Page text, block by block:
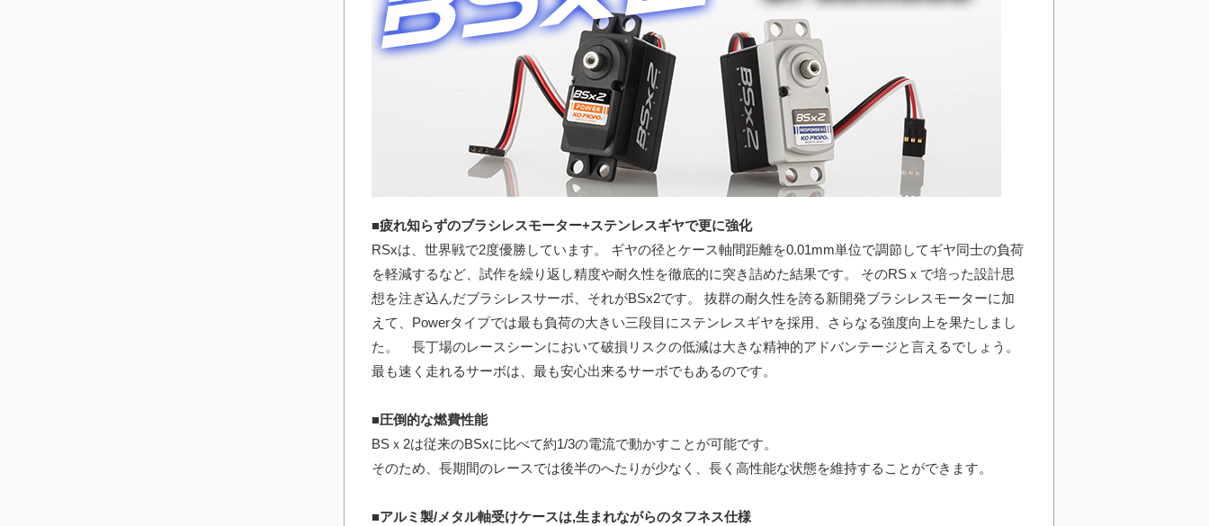
■疲れ知らずのブラシレスモーター+ステンレスギヤで更に強化
RSxは、世界戦で2度優勝しています。 ギヤの径とケース軸間距離を0.01mm単位で調節してギヤ同士の負荷
を軽減するなど、試作を繰り返し精度や耐久性を徹底的に突き詰めた結果です。 そのRSｘで培った設計思
想を注ぎ込んだブラシレスサーボ、それがBSx2です。 抜群の耐久性を誇る新開発ブラシレスモーターに加
えて、Powerタイプでは最も負荷の大きい三段目にステンレスギヤを採用、さらなる強度向上を果たしまし
た。 長丁場のレースシーンにおいて破損リスクの低減は大きな精神的アドバンテージと言えるでしょう。
最も速く走れるサーボは、最も安心出来るサーボでもあるのです。
■圧倒的な燃費性能
BSｘ2は従来のBSxに比べて約1/3の電流で動かすことが可能です。
そのため、長期間のレースでは後半のへたりが少なく、長く高性能な状態を維持することができます。
■アルミ製/メタル軸受けケースは,生まれながらのタフネス仕様